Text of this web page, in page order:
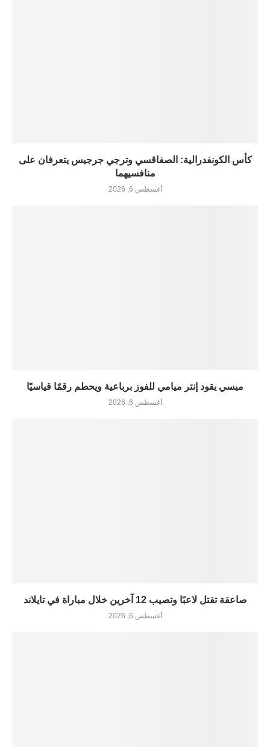
كأس الكونفدرالية: الصفاقسي وترجي جرجيس يتعرفان على
منافسيهما
أغسطس 6, 2026
ميسي يقود إنتر ميامي للفوز برباعية ويحطم رقمًا قياسيًا
أغسطس 6, 2026
صاعقة تقتل لاعبًا وتصيب 12 آخرين خلال مباراة في تايلاند
أغسطس 6, 2026